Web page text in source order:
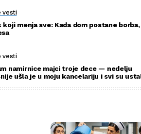
vesti
koji menja sve: Kada dom postane borba,
vesti
namirnice majci troje dece — nedelju
ušla je u moju kancelariju i svi su